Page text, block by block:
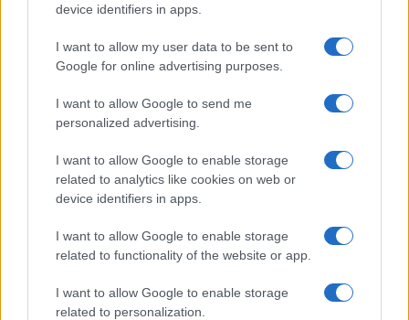
device identifiers in apps.
I want to allow my user data to be sent to
Google for online advertising purposes.
I want to allow Google to send me
personalized advertising.
I want to allow Google to enable storage
related to analytics like cookies on web or
device identifiers in apps.
I want to allow Google to enable storage
related to functionality of the website or app.
I want to allow Google to enable storage
related to personalization.
INVESTIMENTOS
proprietário
Rafael Oliveira · 4 ago 2026